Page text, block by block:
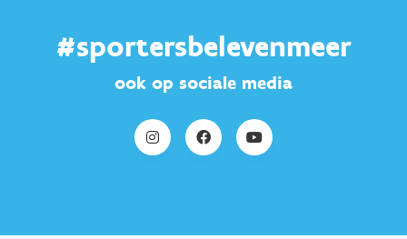
#sportersbelevenmeer
ook op sociale media